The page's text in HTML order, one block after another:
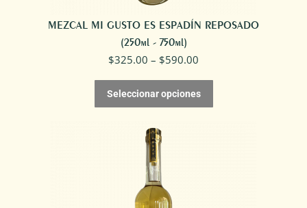
MEZCAL MI GUSTO ES ESPADÍN REPOSADO
(250ml - 750ml)
$325.00 – $590.00
Seleccionar opciones